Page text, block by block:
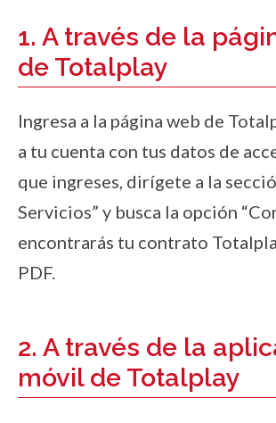
1. A través de la
de Totalplay
Ingresa a la página web de
a tu cuenta con tus datos de
que ingreses, dirígete a la
Servicios” y busca la opción
encontrarás tu contrato
PDF.
2. A través de la
móvil de Totalplay